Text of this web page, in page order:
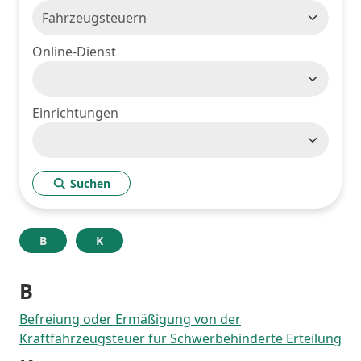
Online-Dienst
Einrichtungen
Suchen
B K
B
Befreiung oder Ermäßigung von der
Kraftfahrzeugsteuer für Schwerbehinderte Erteilung